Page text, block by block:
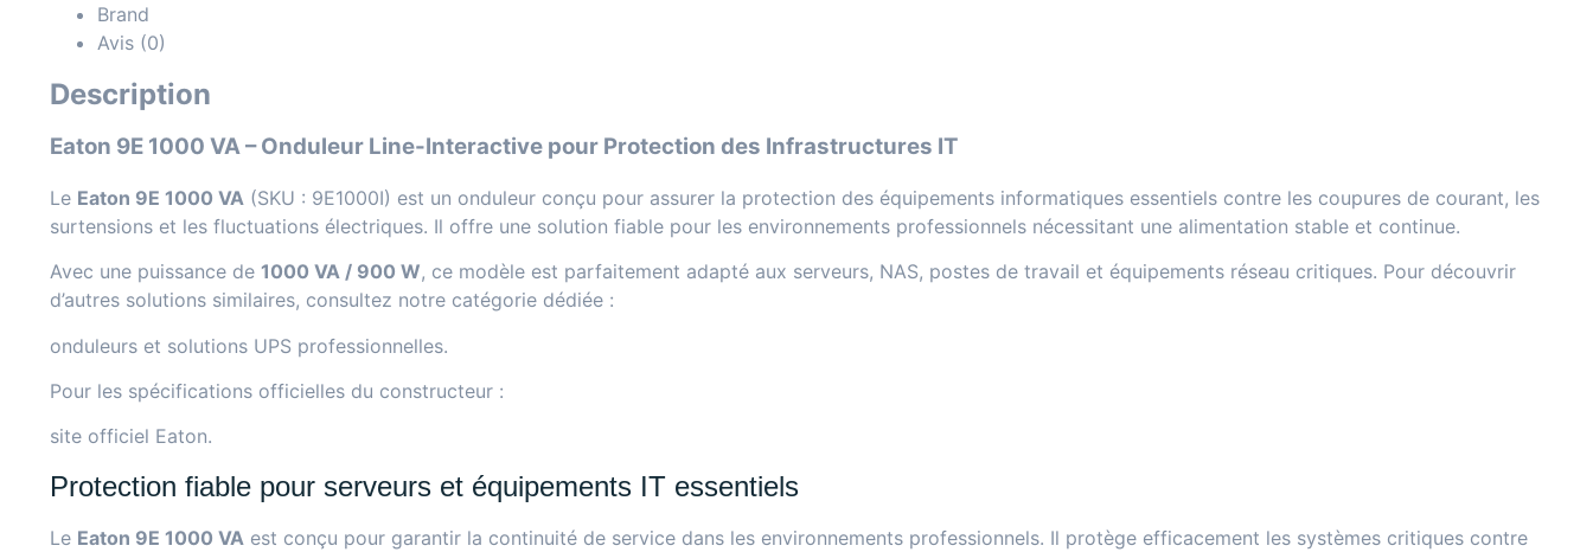
Brand
Avis (0)
Description
Eaton 9E 1000 VA – Onduleur Line-Interactive pour Protection des Infrastructures IT
Le Eaton 9E 1000 VA (SKU : 9E1000I) est un onduleur conçu pour assurer la protection des équipements informatiques essentiels contre les coupures de courant, les
surtensions et les fluctuations électriques. Il offre une solution fiable pour les environnements professionnels nécessitant une alimentation stable et continue.
Avec une puissance de 1000 VA / 900 W, ce modèle est parfaitement adapté aux serveurs, NAS, postes de travail et équipements réseau critiques. Pour découvrir
d’autres solutions similaires, consultez notre catégorie dédiée :
onduleurs et solutions UPS professionnelles.
Pour les spécifications officielles du constructeur :
site officiel Eaton.
Protection fiable pour serveurs et équipements IT essentiels
Le Eaton 9E 1000 VA est conçu pour garantir la continuité de service dans les environnements professionnels. Il protège efficacement les systèmes critiques contre